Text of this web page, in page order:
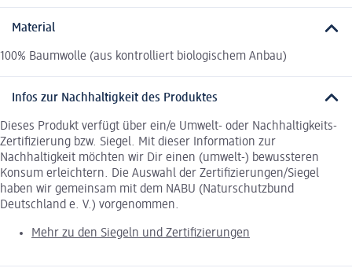
Material
100% Baumwolle (aus kontrolliert biologischem Anbau)
Infos zur Nachhaltigkeit des Produktes
Dieses Produkt verfügt über ein/e Umwelt- oder Nachhaltigkeits-
Zertifizierung bzw. Siegel. Mit dieser Information zur
Nachhaltigkeit möchten wir Dir einen (umwelt-) bewussteren
Konsum erleichtern. Die Auswahl der Zertifizierungen/Siegel
haben wir gemeinsam mit dem NABU (Naturschutzbund
Deutschland e. V.) vorgenommen.
Mehr zu den Siegeln und Zertifizierungen